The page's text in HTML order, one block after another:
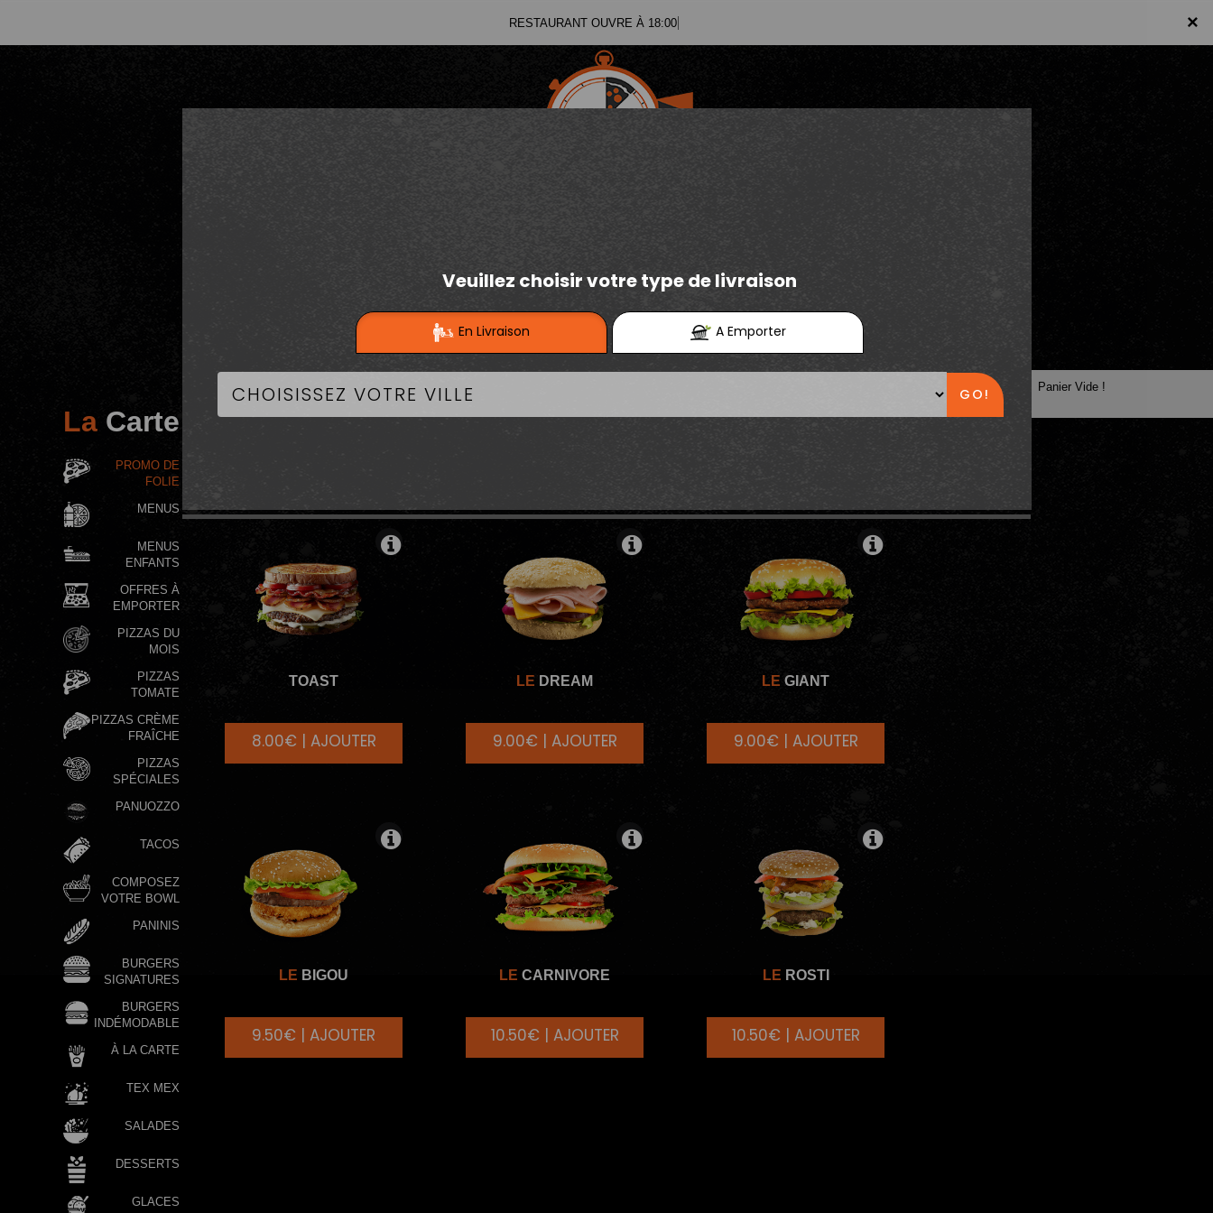
×
RESTAURANT OUVRE À 18:00 ×
La Carte
PROMO DE
FOLIE
MENUS
MENUS
ENFANTS
OFFRES À
EMPORTER
PIZZAS DU
MOIS
PIZZAS
TOMATE
PIZZAS CRÈME
FRAÎCHE
PIZZAS
SPÉCIALES
PANUOZZO
TACOS
COMPOSEZ
VOTRE BOWL
PANINIS
BURGERS
SIGNATURES
BURGERS
INDÉMODABLE
À LA CARTE
TEX MEX
SALADES
DESSERTS
GLACES
BURGERS SIGNATURES
TOAST
8.00€ | AJOUTER
LE DREAM
9.00€ | AJOUTER
LE GIANT
9.00€ | AJOUTER
LE BIGOU
9.50€ | AJOUTER
LE CARNIVORE
10.50€ | AJOUTER
LE ROSTI
10.50€ | AJOUTER
Panier Vide !